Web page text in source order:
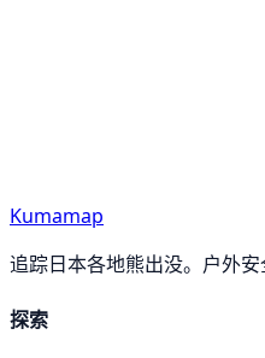
Kumamap
追踪日本各地熊出没。户外安
探索